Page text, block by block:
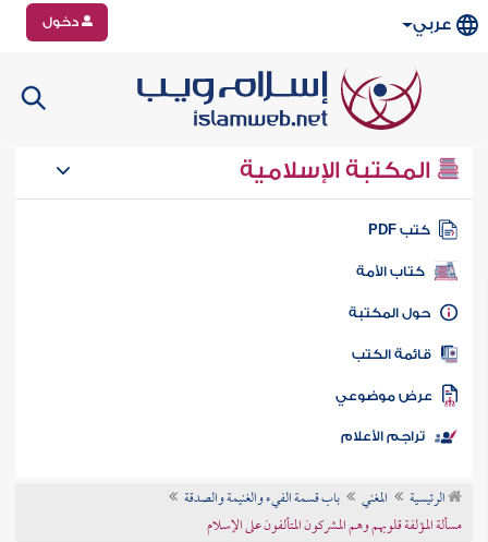
عربي دخول
المكتبة الإسلامية
كتب PDF
كتاب الأمة
المكتبة
الكتب
موضوعي
تراجم الأعلام
الرئيسية المغني
باب قسمة الفيء والغنيمة والصدقة
مسألة المؤلفة قلوبهم وهم المشركون المتألفون على الإسلام